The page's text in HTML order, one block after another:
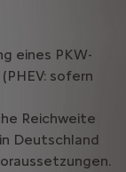
eines PKW-
sofern
Reichweite
Deutschland